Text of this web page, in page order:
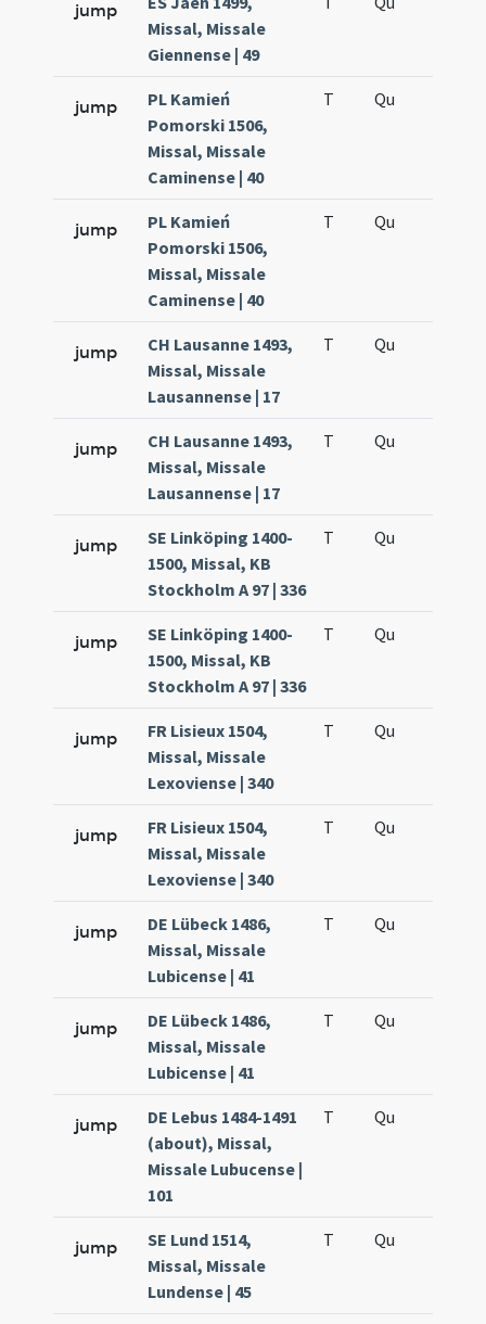
jump
Missal, Missale
Giennense | 49
jump
PL Kamień
Pomorski 1506,
Missal, Missale
Caminense | 40
T Qu
jump
PL Kamień
Pomorski 1506,
Missal, Missale
Caminense | 40
T Qu
jump
CH Lausanne 1493,
Missal, Missale
Lausannense | 17
T Qu
jump
CH Lausanne 1493,
Missal, Missale
Lausannense | 17
T Qu
jump
SE Linköping 1400-
1500, Missal, KB
Stockholm A 97 | 336
T Qu
jump
SE Linköping 1400-
1500, Missal, KB
Stockholm A 97 | 336
T Qu
jump
FR Lisieux 1504,
Missal, Missale
Lexoviense | 340
T Qu
jump
FR Lisieux 1504,
Missal, Missale
Lexoviense | 340
T Qu
jump
DE Lübeck 1486,
Missal, Missale
Lubicense | 41
T Qu
jump
DE Lübeck 1486,
Missal, Missale
Lubicense | 41
T Qu
jump
DE Lebus 1484-1491
(about), Missal,
Missale Lubucense |
101
T Qu
jump
SE Lund 1514,
Missal, Missale
Lundense | 45
T Qu